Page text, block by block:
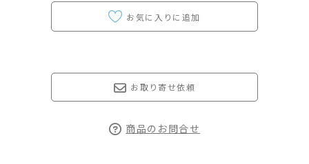
お取り寄せ依頼
商品のお問合せ